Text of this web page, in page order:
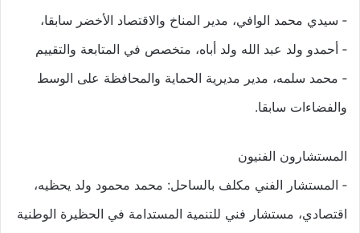
‐ سيدي محمد الوافي، مدير المناخ والاقتصاد الأخضر سابقا،
‐ أحمدو ولد عبد الله ولد أباه، متخصص في المتابعة والتقييم
‐ محمد سلمه، مدير مديرية الحماية والمحافظة على الوسط
والفضاءات سابقا.
المستشارون الفنيون
‐ المستشار الفني مكلف بالساحل: محمد محمود ولد يحظيه،
اقتصادي، مستشار فني للتنمية المستدامة في الحظيرة الوطنية